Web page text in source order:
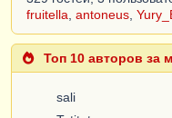
fruitella, antoneus,
Топ 10 авторов за
sali